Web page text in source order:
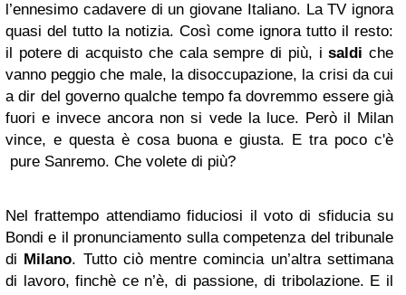
l’ennesimo cadavere di un giovane Italiano. La TV ignora
quasi del tutto la notizia. Così come ignora tutto il resto:
il potere di acquisto che cala sempre di più, isaldi che
vanno peggio che male, la disoccupazione, la crisi da cui
a dir del governo qualche tempo fa dovremmo essere già
fuori e invece ancora non si vede la luce. Però il Milan
vince, e questa è cosa buona e giusta. E tra poco c'è
pure Sanremo. Che volete di più?
Nel frattempo attendiamo fiduciosi il voto di sfiducia su
Bondi e il pronunciamento sulla competenza del tribunale
di Milano. Tutto ciò mentre comincia un’altra settimana
di lavoro, finchè ce n’è, di passione, di tribolazione. E il